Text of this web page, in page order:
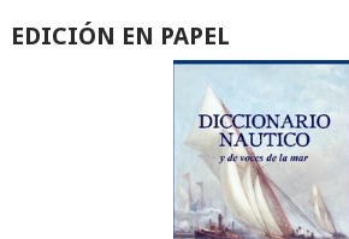
EDICIÓN EN PAPEL